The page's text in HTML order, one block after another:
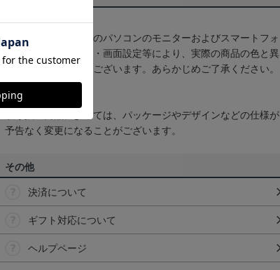
【カラーについて】
商品画像は、お使いのパソコンのモニターおよびスマートフォ
ンのメーカー・機種・画面設定等により、実際の商品の色と異
なって見える場合がございます。あらかじめご了承ください。
【仕様について】
取り扱い商品によっては、パッケージやデザインなどの仕様が
予告なく変更になることがございます。
その他
決済について
ギフト対応について
ヘルプページ